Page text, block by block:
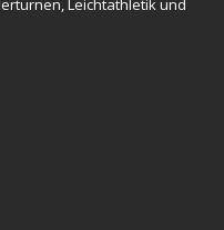
Leichtathletik und